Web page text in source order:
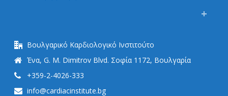
Βουλγαρικό Καρδιολογικό Ινστιτούτο
Ένα, G. M. Dimitrov Blvd. Σοφία 1172, Βουλγαρία
+359-2-4026-333
info@cardiacinstitute.bg